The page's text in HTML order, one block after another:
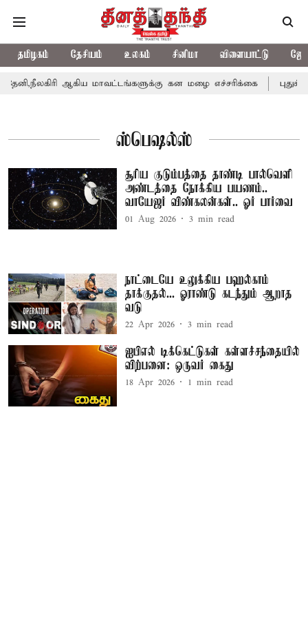
தமிழகம் தேசியம் உலகம் சினிமா விளையாட்டு
ஆகிய மாவட்டங்களுக்கு கன மழை எச்சரிக்கை
ஸ்பெஷல்ஸ்
சூரிய குடும்பத்தை தாண்டி பால்வெளி
அண்டத்தை நோக்கிய பயணம்..
வாயேஜர் விண்கலன்கள்.. ஓர் பார்வை
01 Aug 2026 3 min read
நாட்டையே உலுக்கிய பஹல்காம்
தாக்குதல்... ஓராண்டு கடந்தும் ஆறாத
வடு
22 Apr 2026 3 min read
ஐபிஎல் டிக்கெட்டுகள் கள்ளச்சந்தையில்
விற்பனை: ஒருவர் கைது
18 Apr 2026 1 min read